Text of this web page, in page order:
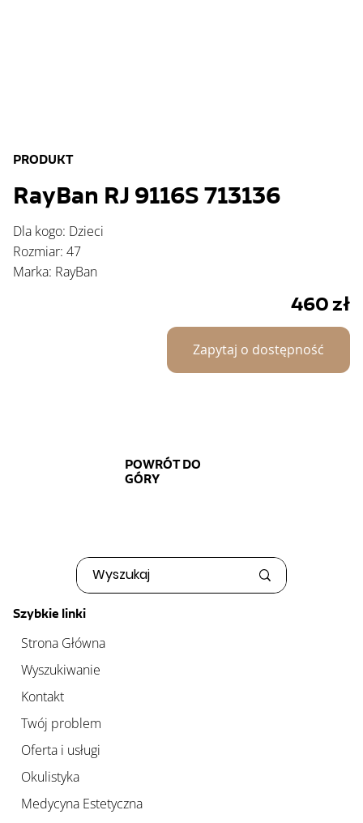
PRODUKT
RayBan RJ 9116S 713136
Dla kogo: Dzieci
Rozmiar: 47
Marka: RayBan
460zł
Zapytaj o dostępność
Szybkie linki
Strona Główna
Wyszukiwanie
Kontakt
Twój problem
Oferta i usługi
Okulistyka
Medycyna Estetyczna
POWRÓT DO
GÓRY